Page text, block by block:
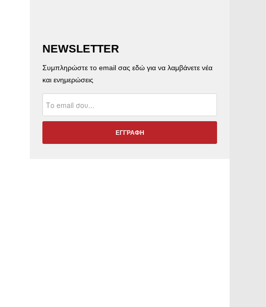
NEWSLETTER
Συμπληρώστε το email σας εδώ για να λαμβάνετε νέα
και ενημερώσεις